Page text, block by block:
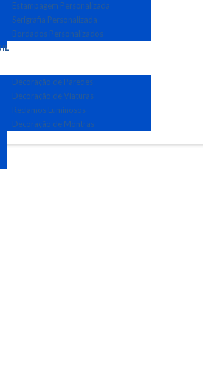
Estampagem Personalizada
Serigrafia Personalizada
Bordados Personalizados
Decoração de Paredes
Decoração de Viaturas
Reclamos Luminosos
Decoração de Montras